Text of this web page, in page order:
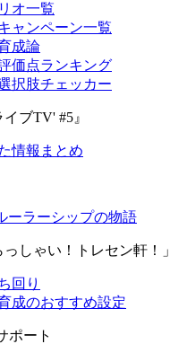
オ一覧
ャンペーン一覧
成論
価点ランキング
択肢チェッカー
ブTV' #5』
情報まとめ
ーラーシップの物語
しゃい！トレセン軒！」
回り
成のおすすめ設定
ポート